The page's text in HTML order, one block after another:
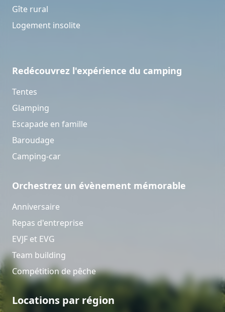
Gîte rural
Logement insolite
Redécouvrez l'expérience du camping
Tentes
Glamping
Escapade en famille
Baroudage
Camping-car
Orchestrez un évènement mémorable
Anniversaire
Repas d'entreprise
EVJF et EVG
Team building
Compétition de pêche
Locations par région